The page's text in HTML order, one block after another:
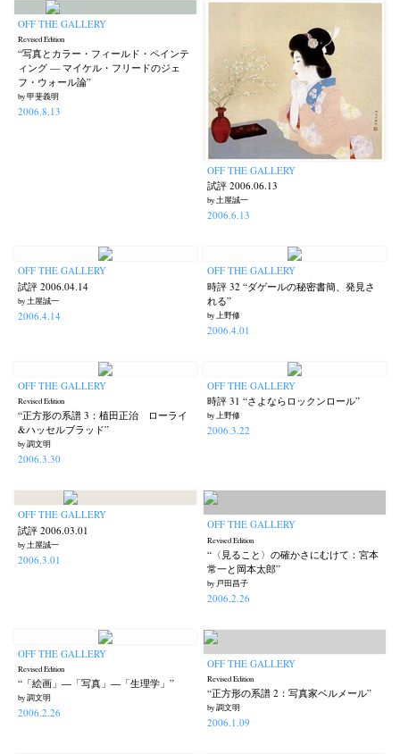
OFF THE GALLERY
Revised Edition
“写真とカラー・フィールド・ペインテ
ィング — マイケル・フリードのジェ
フ・ウォール論”
by 甲斐義明
2006.8.13
OFF THE GALLERY
試評 2006.06.13
by 土屋誠一
2006.6.13
OFF THE GALLERY
試評 2006.04.14
by 土屋誠一
2006.4.14
OFF THE GALLERY
時評 32 “ダゲールの秘密書簡、発見さ
れる”
by 上野修
2006.4.01
OFF THE GALLERY
Revised Edition
“正方形の系譜 3：植田正治 ローライ
&ハッセルブラッド”
by 調文明
2006.3.30
OFF THE GALLERY
時評 31 “さよならロックンロール”
by 上野修
2006.3.22
OFF THE GALLERY
試評 2006.03.01
by 土屋誠一
2006.3.01
OFF THE GALLERY
Revised Edition
“〈見ること〉の確かさにむけて：宮本
常一と岡本太郎”
by 戸田昌子
2006.2.26
OFF THE GALLERY
Revised Edition
“「絵画」―「写真」―「生理学」”
by 調文明
2006.2.26
OFF THE GALLERY
Revised Edition
“正方形の系譜 2：写真家ベルメール”
by 調文明
2006.1.09